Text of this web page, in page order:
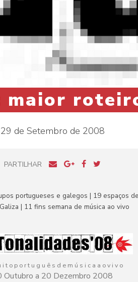
maior
29 de Setembro de 2008
PARTILHAR
portugueses e galegos | 19 espaços de
| 11 fins semana de música ao vivo
i t o p o r t u g u ê s d e m ú s i c a a o v i v o
Outubro a 20 Dezembro 2008